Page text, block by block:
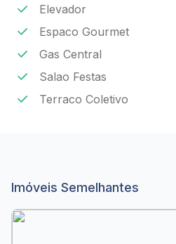
Elevador
Espaco Gourmet
Gas Central
Salao Festas
Terraco Coletivo
Imóveis Semelhantes